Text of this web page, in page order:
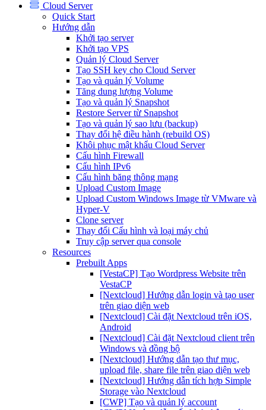
Cloud Server
Quick Start
Hướng dẫn
Khởi tạo server
Khởi tạo VPS
Quản lý Cloud Server
Tạo SSH key cho Cloud Server
Tạo và quản lý Volume
Tăng dung lượng Volume
Tạo và quản lý Snapshot
Restore Server từ Snapshot
Tạo và quản lý sao lưu (backup)
Thay đổi hệ điều hành (rebuild OS)
Khôi phục mật khẩu Cloud Server
Cấu hình Firewall
Cấu hình IPv6
Cấu hình băng thông mạng
Upload Custom Image
Upload Custom Windows Image từ VMware và
Hyper-V
Clone server
Thay đổi Cấu hình và loại máy chủ
Truy cập server qua console
Resources
Prebuilt Apps
[VestaCP] Tạo Wordpress Website trên
VestaCP
[Nextcloud] Hướng dẫn login và tạo user
trên giao diện web
[Nextcloud] Cài đặt Nextcloud trên iOS,
Android
[Nextcloud] Cài đặt Nextcloud client trên
Windows và đồng bộ
[Nextcloud] Hướng dẫn tạo thư mục,
upload file, share file trên giao diện web
[Nextcloud] Hướng dẫn tích hợp Simple
Storage vào Nextcloud
[CWP] Tạo và quản lý account